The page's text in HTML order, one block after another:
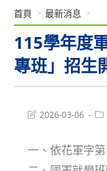
115學年度
專班」招生
首頁 > 最新消息 >
Post2026-03-06
一、依花軍字